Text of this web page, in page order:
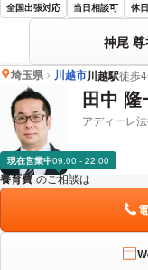
全国出張対応 当日相談可 休
神尾
埼玉県 川越市川越駅徒歩
田中 隆
アディーレ
現在営業中09:00 - 22:00
養育費 のご相談は